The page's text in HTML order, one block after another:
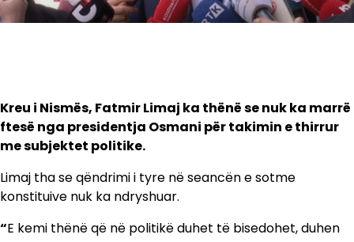
Kreu i Nismës, Fatmir Limaj ka thënë se nuk ka marrë
ftesë nga presidentja Osmani për takimin e thirrur
me subjektet politike.
Limaj tha se qëndrimi i tyre në seancën e sotme
konstituive nuk ka ndryshuar.
“E kemi thënë që në politikë duhet të bisedohet, duhen